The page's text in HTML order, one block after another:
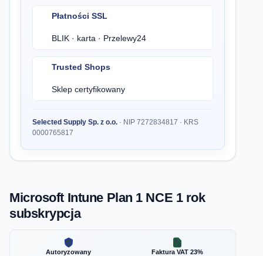
Płatności SSL
BLIK · karta · Przelewy24
Trusted Shops
Sklep certyfikowany
Selected Supply Sp. z o.o. · NIP 7272834817 · KRS
0000765817
Microsoft Intune Plan 1 NCE 1 rok
subskrypcja
Autoryzowany Faktura VAT 23%